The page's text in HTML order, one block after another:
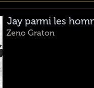
Jay parmi les
Zeno Graton